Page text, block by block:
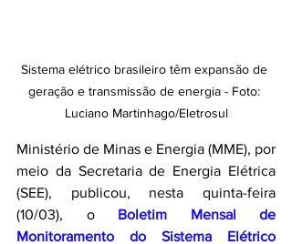
Sistema elétrico brasileiro têm expansão de
geração e transmissão de energia - Foto:
Luciano Martinhago/Eletrosul
Ministério de Minas e Energia (MME), por
meio da Secretaria de Energia Elétrica
(SEE), publicou, nesta quinta-feira
(10/03), o Boletim Mensal de
Monitoramento do Sistema Elétrico